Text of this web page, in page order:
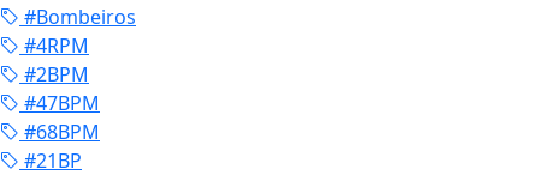
#Bombeiros
#4RPM
#2BPM
#47BPM
#68BPM
#21BP